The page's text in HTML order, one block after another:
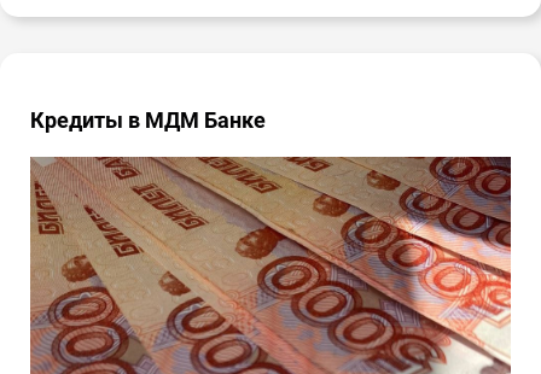
Кредиты в МДМ Банке